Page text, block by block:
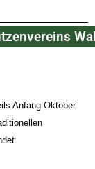
Anfang Oktober